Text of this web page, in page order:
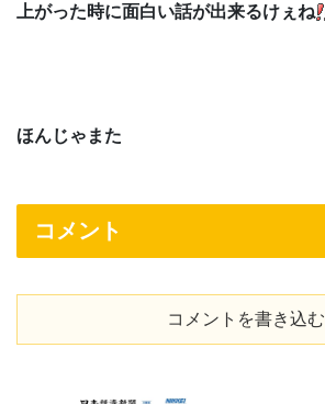
上がった時に面白い話が出来るけぇね
ほんじゃまた
コメント
コメントを書き込む